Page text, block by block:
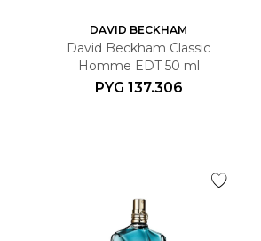
DAVID BECKHAM
David Beckham Classic
Homme EDT 50 ml
PYG 137.306